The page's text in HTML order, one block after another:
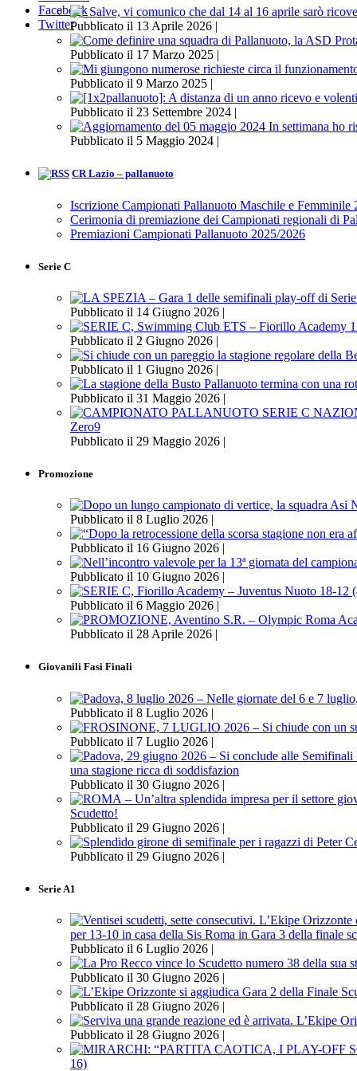
Facebook
TwitterPubblicato il 13 Aprile 2026 |
Pubblicato il 17 Marzo 2025 |
Pubblicato il 9 Marzo 2025 |
Pubblicato il 23 Settembre 2024 |
Pubblicato il 5 Maggio 2024 |
CR Lazio – pallanuoto
Iscrizione Campionati Pallanuoto Maschile e Femminile
Cerimonia di premiazione dei Campionati regionali di
Premiazioni Campionati Pallanuoto 2025/2026
Serie C
Pubblicato il 14 Giugno 2026 |
Pubblicato il 2 Giugno 2026 |
Pubblicato il 1 Giugno 2026 |
Pubblicato il 31 Maggio 2026 |
Zero9
Pubblicato il 29 Maggio 2026 |
Promozione
Pubblicato il 8 Luglio 2026 |
Pubblicato il 16 Giugno 2026 |
Pubblicato il 10 Giugno 2026 |
Pubblicato il 6 Maggio 2026 |
Pubblicato il 28 Aprile 2026 |
Giovanili Fasi Finali
Pubblicato il 8 Luglio 2026 |
Pubblicato il 7 Luglio 2026 |
una stagione ricca di soddisfazion
Pubblicato il 30 Giugno 2026 |
Scudetto!
Pubblicato il 29 Giugno 2026 |
Pubblicato il 29 Giugno 2026 |
Serie A1
per 13-10 in casa della Sis Roma in Gara 3 della finale
Pubblicato il 6 Luglio 2026 |
Pubblicato il 30 Giugno 2026 |
Pubblicato il 28 Giugno 2026 |
Pubblicato il 28 Giugno 2026 |
16)